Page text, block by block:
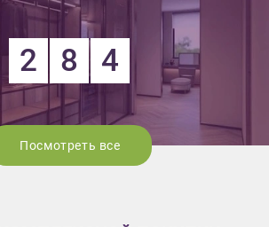
2 8 4
Посмотреть все